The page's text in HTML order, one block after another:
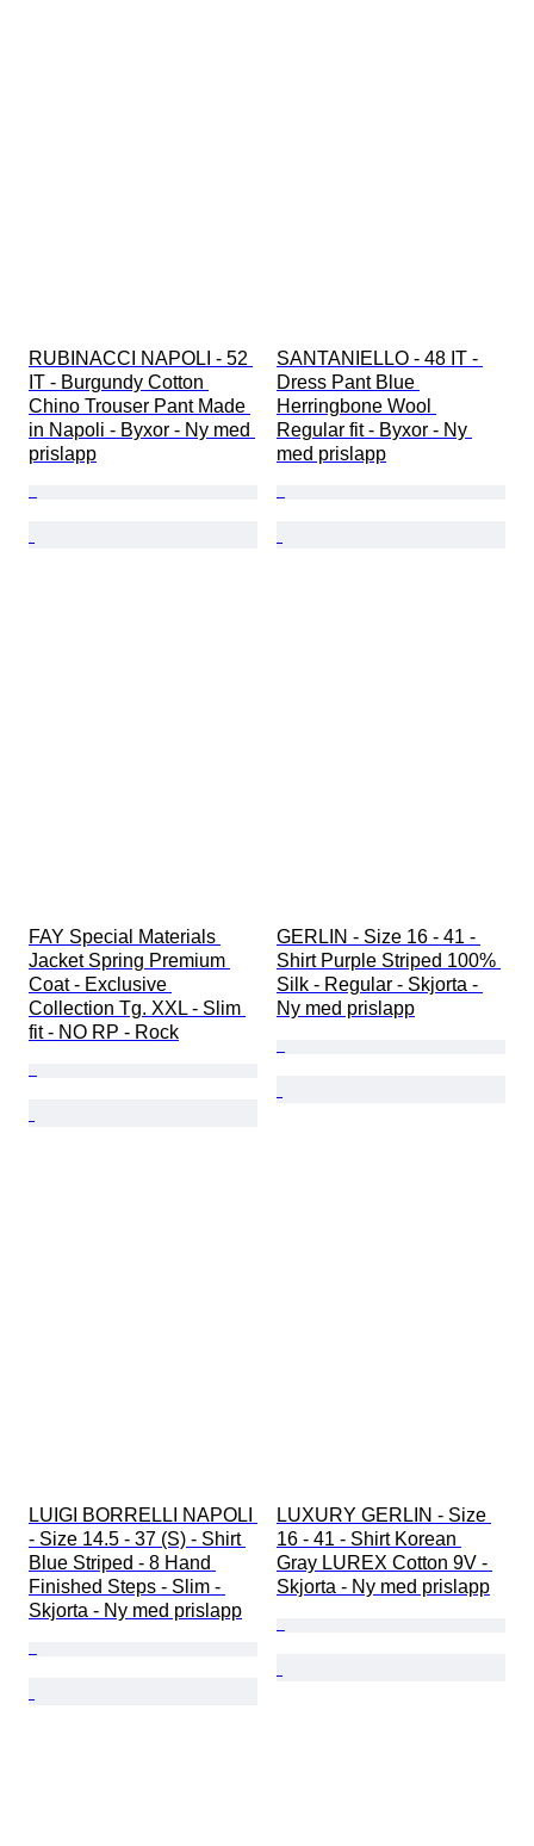
RUBINACCI NAPOLI - 52
IT - Burgundy Cotton
Chino Trouser Pant Made
in Napoli - Byxor - Ny med
prislapp
SANTANIELLO - 48 IT -
Dress Pant Blue
Herringbone Wool
Regular fit - Byxor - Ny
med prislapp
FAY Special Materials
Jacket Spring Premium
Coat - Exclusive
Collection Tg. XXL - Slim
fit - NO RP - Rock
GERLIN - Size 16 - 41 -
Shirt Purple Striped 100%
Silk - Regular - Skjorta -
Ny med prislapp
LUIGI BORRELLI NAPOLI
- Size 14.5 - 37 (S) - Shirt
Blue Striped - 8 Hand
Finished Steps - Slim -
Skjorta - Ny med prislapp
LUXURY GERLIN - Size
16 - 41 - Shirt Korean
Gray LUREX Cotton 9V -
Skjorta - Ny med prislapp